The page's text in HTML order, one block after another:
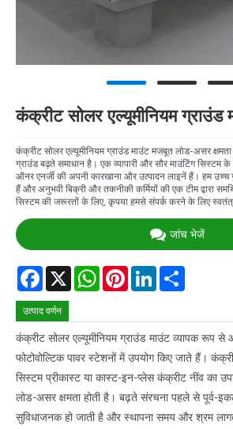
कंक्रीट सोलर एल्यूमीनियम ग्राउंड
कंक्रीट सोलर एल्यूमीनियम ग्राउंड माउंट मजबूत लोड-असर
ग्राउंड बढ़ते समाधान है। एक व्यापारी और सौर माउंटिंग सिस्टम के
ऑनर एनर्जी की अपनी कारखाना और उत्पादन लाइनें हैं। हम उच्च
हैं और अनुभवी बिक्री और तकनीकी कर्मियों की एक टीम द्वारा
सिस्टम की जरूरतों के लिए, कृपया हमसे संपर्क करने के लिए
जांच भेजें
Facebook
X WhatsAppPinterestLinkedIn
उत्पाद वर्णन
कंक्रीट सोलर एल्यूमीनियम ग्राउंड माउंट व्यापक रूप से
फोटोवोल्टिक पावर स्टेशनों में उपयोग किए जाते हैं।
सिस्टम प्रीकास्ट या कास्ट-इन-प्लेस कंक्रीट नींव का
लोड-असर क्षमता होती है। बढ़ते संरचना पहले से पूर्व-
सुविधाजनक हो जाती है और स्थापना समय और श्रम